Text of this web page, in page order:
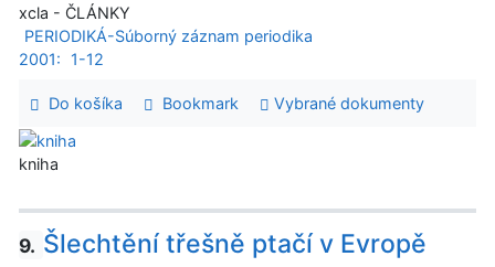
xcla - ČLÁNKY
PERIODIKÁ-Súborný záznam periodika
2001:
1-12
Do košíka Bookmark Vybrané dokumenty
kniha
9. Šlechtění třešně ptačí v Evropě